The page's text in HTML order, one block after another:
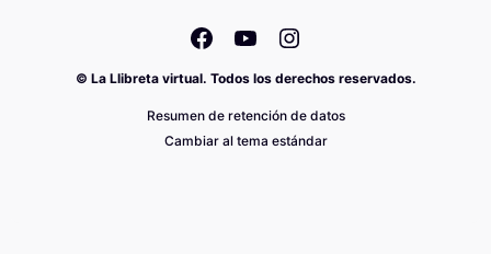
© La Llibreta virtual. Todos los derechos reservados.
Resumen de retención de datos
Cambiar al tema estándar